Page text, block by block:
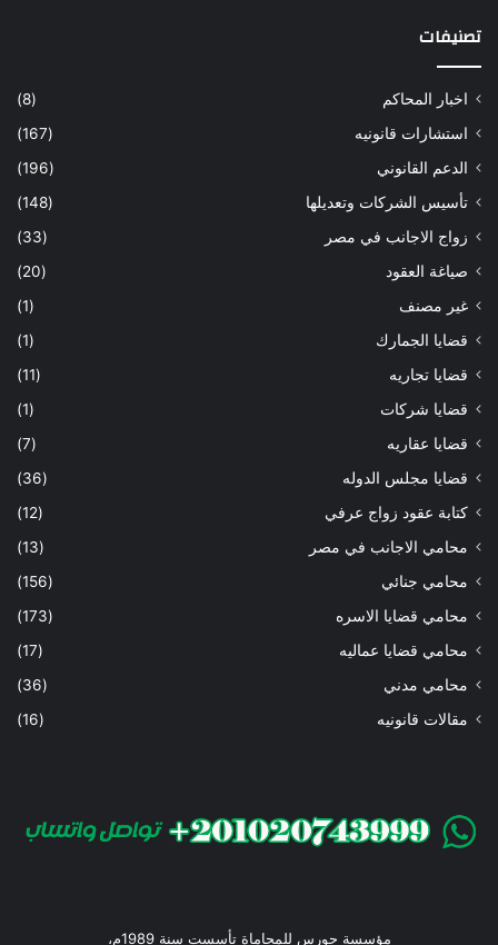
تصنيفات
اخبار المحاكم
(8)
استشارات قانونيه
(167)
الدعم القانوني
(196)
تأسيس الشركات وتعديلها
(148)
زواج الاجانب في مصر
(33)
صياغة العقود
(20)
غير مصنف
(1)
قضايا الجمارك
(1)
قضايا تجاريه
(11)
قضايا شركات
(1)
قضايا عقاريه
(7)
قضايا مجلس الدوله
(36)
كتابة عقود زواج عرفي
(12)
محامي الاجانب في مصر
(13)
محامي جنائي
(156)
محامي قضايا الاسره
(173)
محامي قضايا عماليه
(17)
محامي مدني
(36)
مقالات قانونيه
(16)
مؤسسة حورس للمحاماة تأسست سنة 1989م،